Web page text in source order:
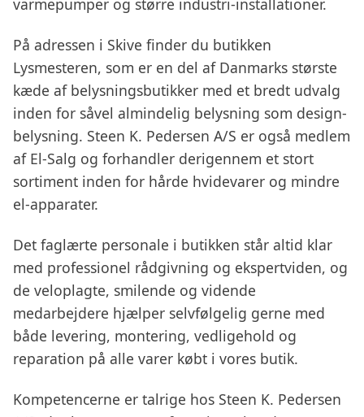
varmepumper og større industri-installationer.
På adressen i Skive finder du butikken
Lysmesteren, som er en del af Danmarks største
kæde af belysningsbutikker med et bredt udvalg
inden for såvel almindelig belysning som design-
belysning. Steen K. Pedersen A/S er også medlem
af El-Salg og forhandler derigennem et stort
sortiment inden for hårde hvidevarer og mindre
el-apparater.
Det faglærte personale i butikken står altid klar
med professionel rådgivning og ekspertviden, og
de veloplagte, smilende og vidende
medarbejdere hjælper selvfølgelig gerne med
både levering, montering, vedligehold og
reparation på alle varer købt i vores butik.
Kompetencerne er talrige hos Steen K. Pedersen